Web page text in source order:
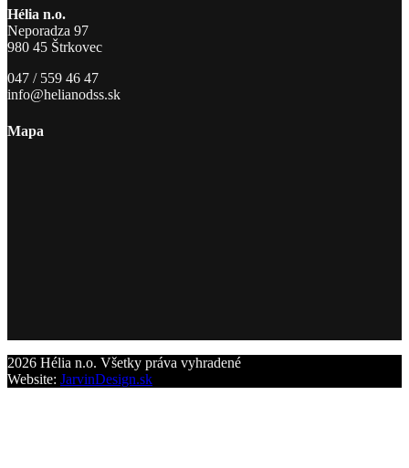
Hélia n.o.
Neporadza 97
980 45 Štrkovec
047 / 559 46 47
info@helianodss.sk
Mapa
2026 Hélia n.o. Všetky práva vyhradené
Website: JarvinDesign.sk